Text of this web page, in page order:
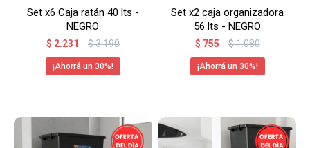
Set x6 Caja ratán 40 lts -
NEGRO
$ 2.231 $3.190
30
Set x2 caja organizadora
56 lts - NEGRO
$ 755 $1.080
30